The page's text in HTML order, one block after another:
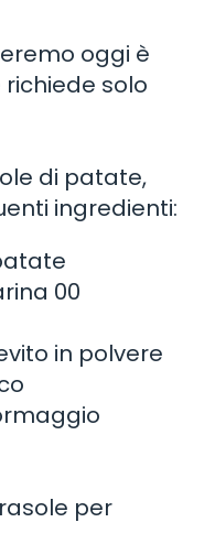
oggi è
solo
di patate,
ingredienti:
00
in polvere
per